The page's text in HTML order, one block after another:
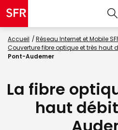
Accueil
Réseau Internet et Mobile
Couverture fibre optique et très haut
Pont-Audemer
La fibre
haut